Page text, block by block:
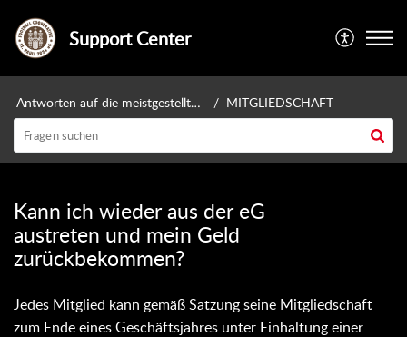
Support Center
Antworten auf die meistgestellten Fragen MITGLIEDSCHAFT
Kann ich wieder aus der eG
austreten und mein Geld
zurückbekommen?
Jedes Mitglied kann gemäß Satzung seine Mitgliedschaft
zum Ende eines Geschäftsjahres unter Einhaltung einer